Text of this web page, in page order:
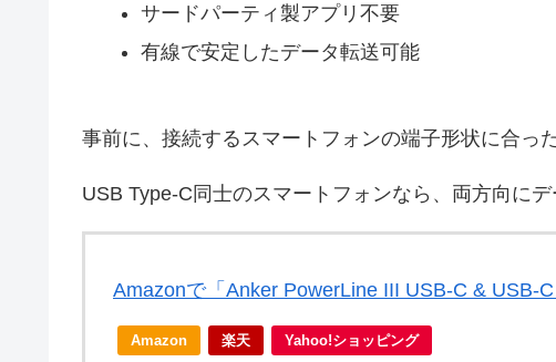
サードパーティ製アプリ不要
有線で安定したデータ転送可能
事前に、接続するスマートフォンの端子形状に合っ
USB Type-C同士のスマートフォンなら、両方向にデ
Amazonで「Anker PowerLine III USB-C & USB-
Amazon 楽天 Yahoo!ショッピング